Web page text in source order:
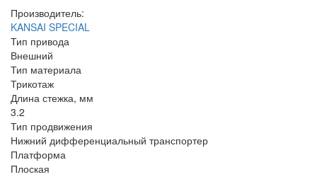
Производитель:
KANSAI SPECIAL
Тип привода
Внешний
Тип материала
Трикотаж
Длина стежка, мм
3.2
Тип продвижения
Нижний дифференциальный транспортер
Платформа
Плоская